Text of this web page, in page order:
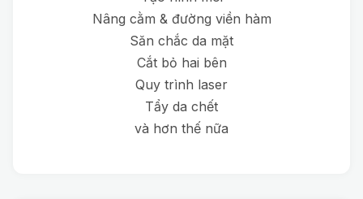
Nâng cằm & đường viền hàm
Săn chắc da mặt
Cắt bỏ hai bên
Quy trình laser
Tẩy da chết
và hơn thế nữa